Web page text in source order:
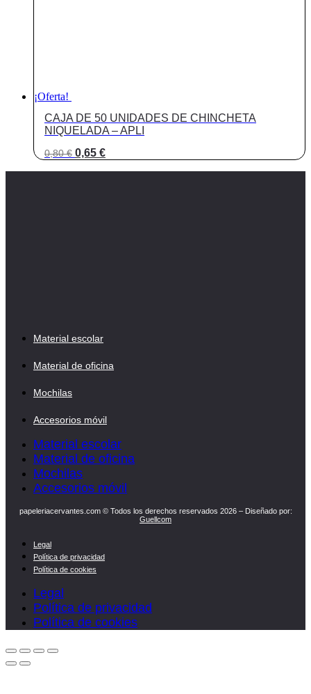
¡Oferta!
CAJA DE 50 UNIDADES DE CHINCHETA
NIQUELADA – APLI
0,80€ El
0,65 €El
Material escolar
Material de oficina
Mochilas
Accesorios móvil
Material escolar
Material de oficina
Mochilas
Accesorios móvil
papeleriacervantes.com © Todos los derechos reservados 2026 – Diseñado por:
Guellcom
Legal
Política de privacidad
Política de cookies
Legal
Política de privacidad
Política de cookies